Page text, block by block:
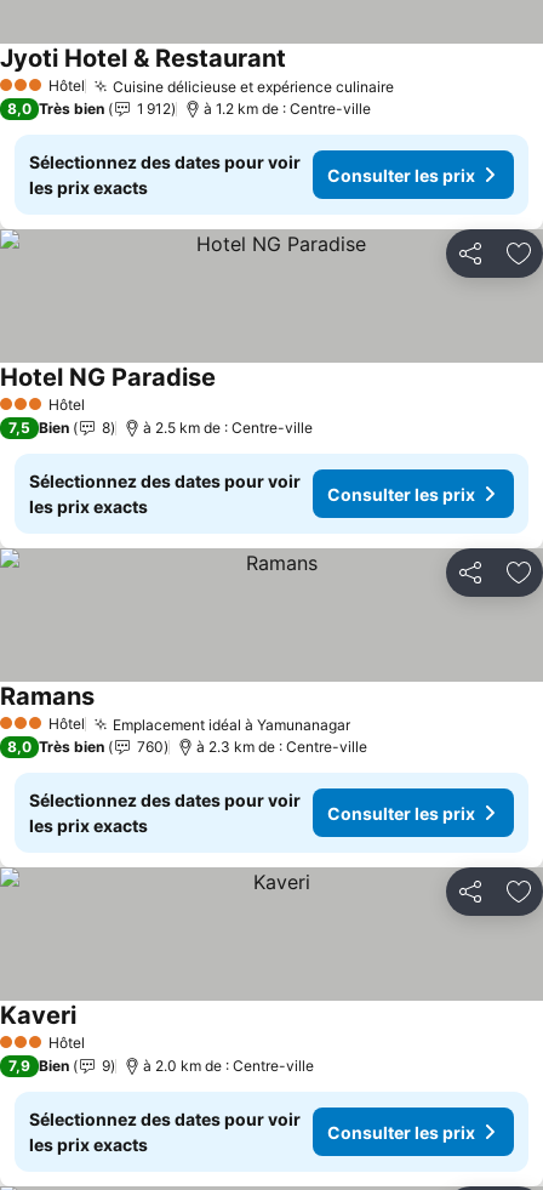
3 ÉtoilesHôtel Cuisine délicieuse et expérience culinaire
Jyoti Hotel & Restaurant
8,0 Très bien 1 912 à 1.2 km de : Centre-ville
Sélectionnez des dates pour voir
les prix exacts
Consulter les prix
Partager
3 ÉtoilesHôtel
Hotel NG Paradise
7,5 Bien 8 à 2.5 km de : Centre-ville
Sélectionnez des dates pour voir
les prix exacts
Consulter les prix
Partager
3 ÉtoilesHôtel Emplacement idéal à Yamunanagar
Ramans
8,0 Très bien 760 à 2.3 km de : Centre-ville
Sélectionnez des dates pour voir
les prix exacts
Consulter les prix
Partager
3 ÉtoilesHôtel
Kaveri
7,9 Bien 9 à 2.0 km de : Centre-ville
Sélectionnez des dates pour voir
les prix exacts
Consulter les prix